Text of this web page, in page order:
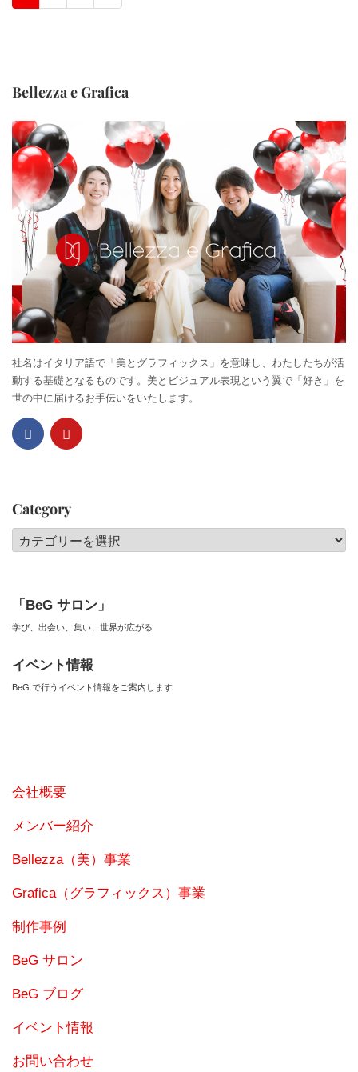
Bellezza e Grafica
社名はイタリア語で「美とグラフィックス」を意味し、わたしたちが活
動する基礎となるものです。美とビジュアル表現という翼で「好き」を
世の中に届けるお手伝いをいたします。
Category
Category
「BeG サロン」
学び、出会い、集い、世界が広がる
イベント情報
BeG で行うイベント情報をご案内します
会社概要
メンバー紹介
Bellezza（美）事業
Grafica（グラフィックス）事業
制作事例
BeG サロン
BeG ブログ
イベント情報
お問い合わせ